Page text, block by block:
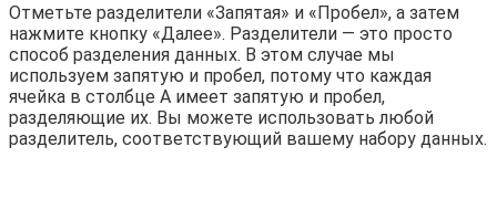
Отметьте разделители «Запятая» и «Пробел», а затем
нажмите кнопку «Далее». Разделители — это просто
способ разделения данных. В этом случае мы
используем запятую и пробел, потому что каждая
ячейка в столбце A имеет запятую и пробел,
разделяющие их. Вы можете использовать любой
разделитель, соответствующий вашему набору данных.